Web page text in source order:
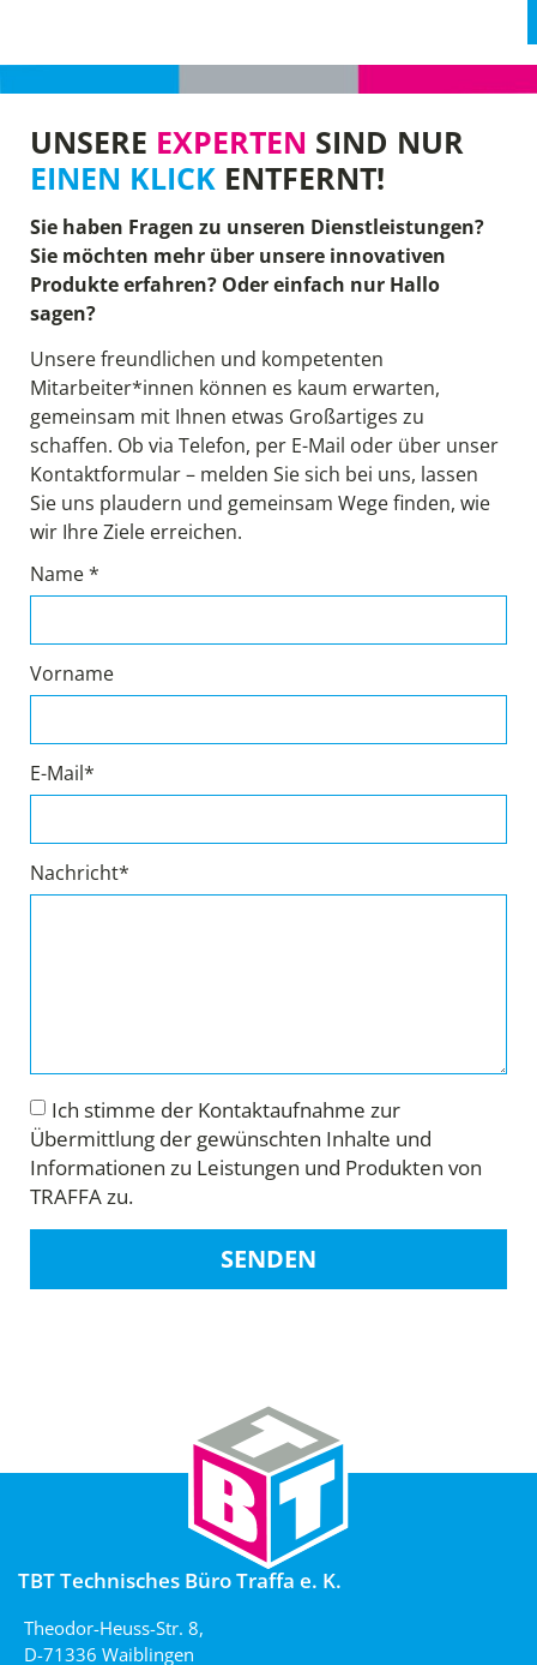
UNSERE EXPERTEN SIND NUR
EINEN KLICK ENTFERNT!
Sie haben Fragen zu unseren Dienstleistungen?
Sie möchten mehr über unsere innovativen
Produkte erfahren? Oder einfach nur Hallo
sagen?
Unsere freundlichen und kompetenten
Mitarbeiter*innen können es kaum erwarten,
gemeinsam mit Ihnen etwas Großartiges zu
schaffen. Ob via Telefon, per E-Mail oder über unser
Kontaktformular – melden Sie sich bei uns, lassen
Sie uns plaudern und gemeinsam Wege finden, wie
wir Ihre Ziele erreichen.
Name *
Vorname
E-Mail*
Nachricht*
Ich stimme der Kontaktaufnahme zur
Übermittlung der gewünschten Inhalte und
Informationen zu Leistungen und Produkten von
TRAFFA zu.
SENDEN
TBT Technisches Büro Traffa e. K.
Theodor-Heuss-Str. 8,
D-71336 Waiblingen